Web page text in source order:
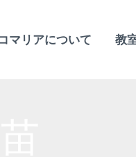
マリアについて 教